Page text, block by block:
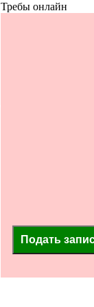
Требы онлайн
Подать